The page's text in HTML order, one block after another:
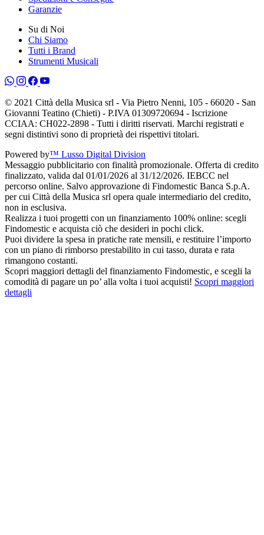
Garanzie
Su di Noi
Chi Siamo
Tutti i Brand
Strumenti Musicali
© 2021 Città della Musica srl - Via Pietro Nenni, 105 - 66020 - San
Giovanni Teatino (Chieti) - P.IVA 01309720694 - Iscrizione
CCIAA: CH022-2898 - Tutti i diritti riservati. Marchi registrati e
segni distintivi sono di proprietà dei rispettivi titolari.
Powered by™ Lusso Digital Division
Messaggio pubblicitario con finalità promozionale. Offerta di credito
finalizzato, valida dal 01/01/2026 al 31/12/2026. IEBCC nel
percorso online. Salvo approvazione di Findomestic Banca S.p.A.
per cui Città della Musica srl opera quale intermediario del credito,
non in esclusiva.
Realizza i tuoi progetti con un finanziamento 100% online: scegli
Findomestic e acquista ciò che desideri in pochi click.
Puoi dividere la spesa in pratiche rate mensili, e restituire l’importo
con un piano di rimborso prestabilito in cui tasso, durata e rata
rimangono costanti.
Scopri maggiori dettagli del finanziamento Findomestic, e scegli la
comodità di pagare un po’ alla volta i tuoi acquisti! Scopri maggiori
dettagli